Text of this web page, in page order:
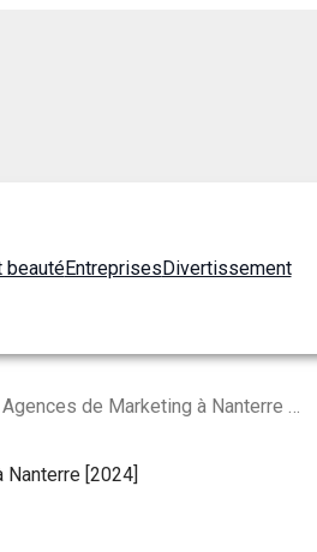
beautéEntreprisesDivertissement
Les 10 Meilleures Agences de Marketing à Nanterre [2024]